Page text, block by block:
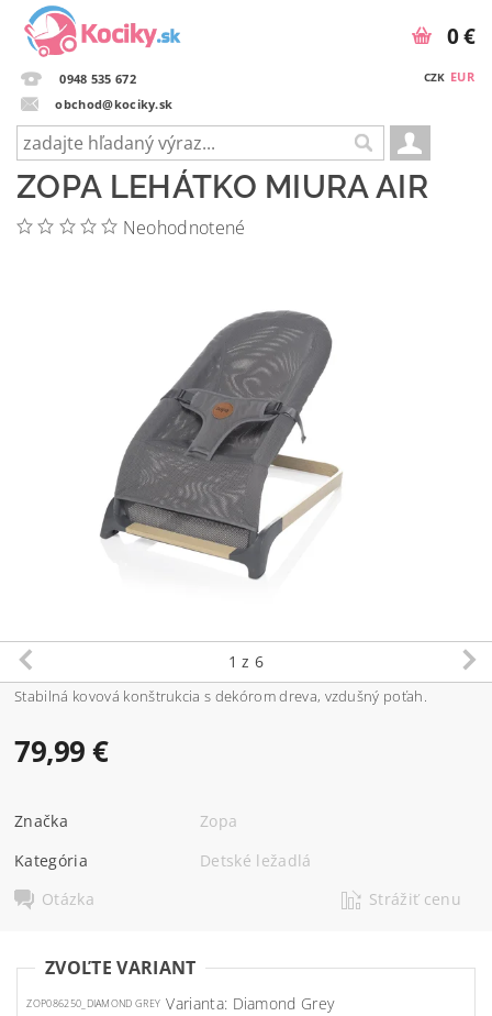
0948 535 672
obchod@kociky.sk
CZK EUR
0 €
ZOPA LEHÁTKO MIURA AIR
Neohodnotené
1 z 6
Stabilná kovová konštrukcia s dekórom dreva, vzdušný poťah.
79,99 €
Značka
Zopa
Kategória
Detské ležadlá
Otázka
Strážiť cenu
ZVOĽTE VARIANT
ZOP086250_DIAMOND GREY Varianta: Diamond Grey